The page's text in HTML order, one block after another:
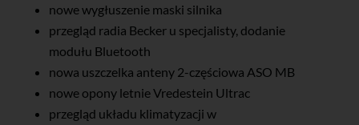
nowe wygłuszenie maski silnika
przegląd radia Becker u specjalisty, dodanie
modułu Bluetooth
nowa uszczelka anteny 2-częściowa ASO MB
nowe opony letnie Vredestein Ultrac
przegląd układu klimatyzacji w